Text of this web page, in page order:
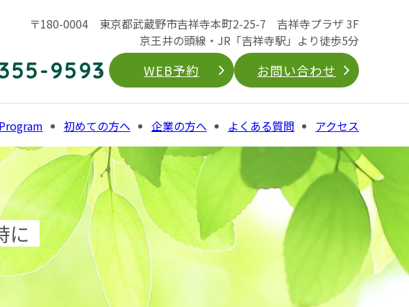
〒180-0004 東京都武蔵野市吉祥寺本町2-25-7 吉祥寺プラザ 3F
京王井の頭線・JR「吉祥寺駅」より徒歩5分
9593 WEB予約 お問い合わせ
初めての方へ 企業の方へ よくある質問 アクセス
に